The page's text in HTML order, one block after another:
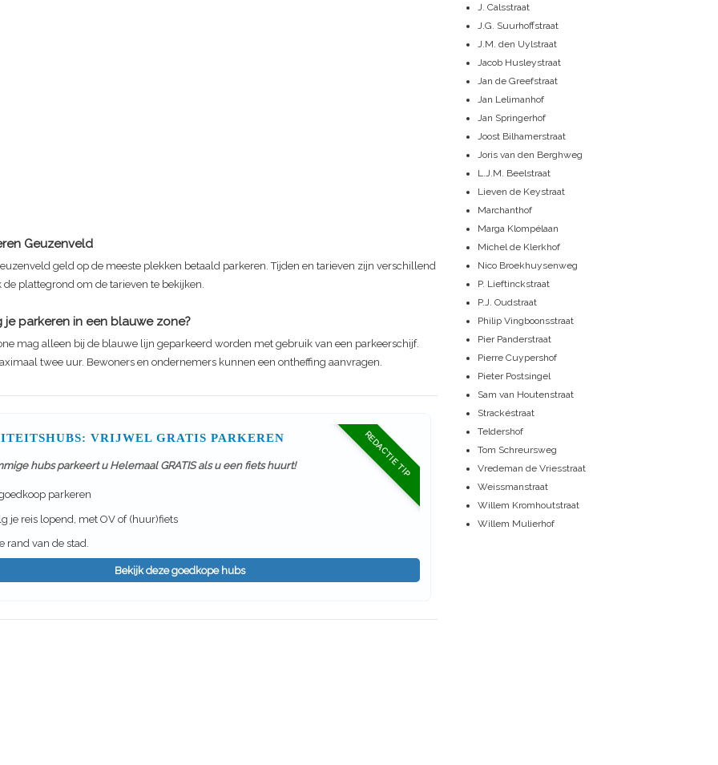
Geuzenveld
geld op de meeste plekken betaald parkeren. Tijden en tarieven zijn verschillend
de plattegrond om de tarieven te bekijken.
je parkeren in een blauwe zone?
mag alleen bij de blauwe lijn geparkeerd worden met gebruik van een parkeerschijf.
twee uur. Bewoners en ondernemers kunnen een ontheffing aanvragen.
REDACTIE TIP
VRIJWEL GRATIS PARKEREN
hubs parkeert u Helemaal GRATIS als u een fiets huurt!
parkeren
je reis lopend, met OV of (huur)fiets
rand van de stad.
Bekijk deze goedkope hubs
J. Calsstraat
J.G. Suurhoffstraat
J.M. den Uylstraat
Jacob Husleystraat
Jan de Greefstraat
Jan Lelimanhof
Jan Springerhof
Joost Bilhamerstraat
Joris van den Berghweg
L.J.M. Beelstraat
Lieven de Keystraat
Marchanthof
Marga Klompélaan
Michel de Klerkhof
Nico Broekhuysenweg
P. Lieftinckstraat
P.J. Oudstraat
Philip Vingboonsstraat
Pier Panderstraat
Pierre Cuypershof
Pieter Postsingel
Sam van Houtenstraat
Strackéstraat
Teldershof
Tom Schreursweg
Vredeman de Vriesstraat
Weissmanstraat
Willem Kromhoutstraat
Willem Mulierhof